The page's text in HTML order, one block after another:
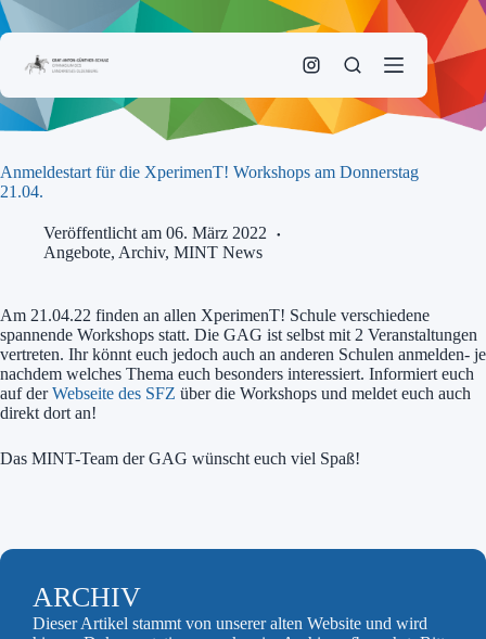
Zum
Inhalt
Anmeldestart für die XperimenT! Workshops am Donnerstag
21.04.
Veröffentlicht am 06. März 2022
Angebote, Archiv, MINT News
Am 21.04.22 finden an allen XperimenT! Schule verschiedene
spannende Workshops statt. Die GAG ist selbst mit 2 Veranstaltungen
vertreten. Ihr könnt euch jedoch auch an anderen Schulen anmelden- je
nachdem welches Thema euch besonders interessiert. Informiert euch
auf derWebseite des SFZ über die Workshops und meldet euch auch
direkt dort an!
Das MINT-Team der GAG wünscht euch viel Spaß!
ARCHIV
Dieser Artikel stammt von unserer alten Website und wird